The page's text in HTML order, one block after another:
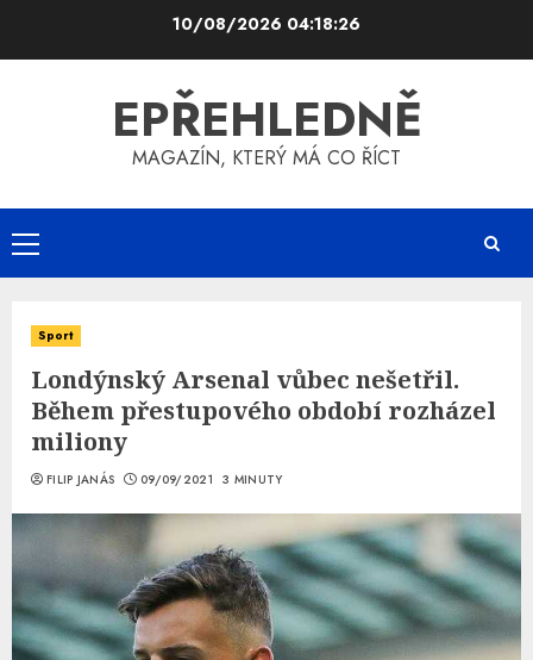
10/08/2026 04:18:27
EPŘEHLEDNĚ
MAGAZÍN, KTERÝ MÁ CO ŘÍCT
Primary
Menu
Sport
Londýnský Arsenal vůbec nešetřil.
Během přestupového období rozházel
miliony
FILIP JANÁS 09/09/2021 3 MINUTY